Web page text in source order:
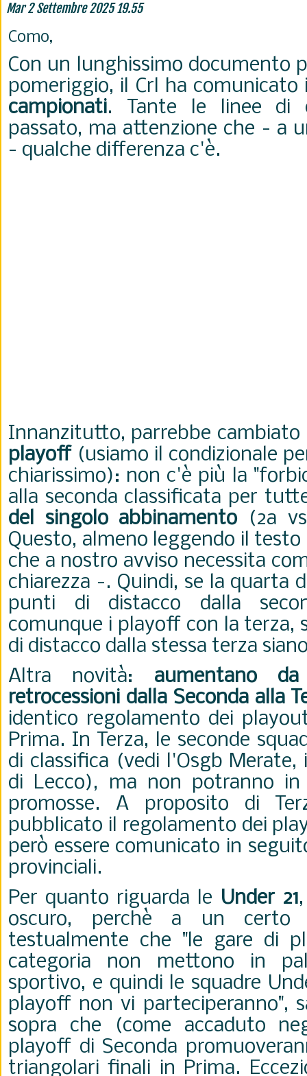
Mar 2 Settembre 2025 19.55
Como,
Con un lunghissimo documento
pomeriggio, il Crl ha
campionati. Tante le linee di
passato, ma attenzione che - a
- qualche differenza c'è.
Innanzitutto, parrebbe
playoff(usiamo il condizionale
chiarissimo): non c'è più la
alla seconda classificata per
del singolo abbinamento
(2a
Questo, almeno leggendo il
che a nostro avviso necessita
chiarezza -. Quindi, se la quarta
punti di distacco dalla
comunque i playoff con la terza,
di distacco dalla stessa terza
Altra novità: aumentano
retrocessioni dalla Seconda alla
identico regolamento dei
Prima. In Terza, le seconde
di classifica (vedi l'Osgb
di Lecco), ma non potranno in
promosse. A proposito di
pubblicato il regolamento dei
però essere comunicato in
provinciali.
Per quanto riguarda le Under 21
oscuro, perchè a un certo
testualmente che "le gare di
categoria non mettono in
sportivo, e quindi le squadre
playoff non vi parteciperanno",
sopra che (come accaduto
playoff di Seconda
triangolari finali in Prima.